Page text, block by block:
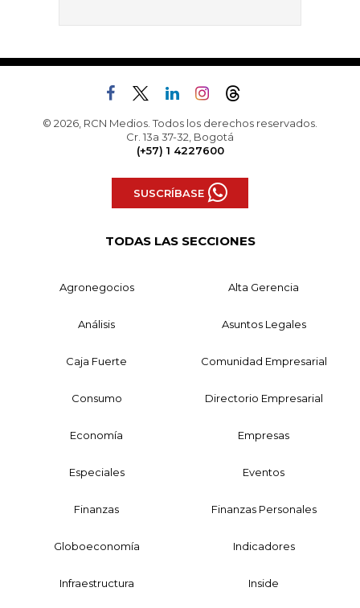
© 2026, RCN Medios. Todos los derechos reservados.
Cr. 13a 37-32, Bogotá
(+57) 1 4227600
SUSCRÍBASE
TODAS LAS SECCIONES
Agronegocios Alta Gerencia
Análisis Asuntos Legales
Caja Fuerte Comunidad Empresarial
Consumo Directorio Empresarial
Economía Empresas
Especiales Eventos
Finanzas Finanzas Personales
Globoeconomía Indicadores
Infraestructura Inside